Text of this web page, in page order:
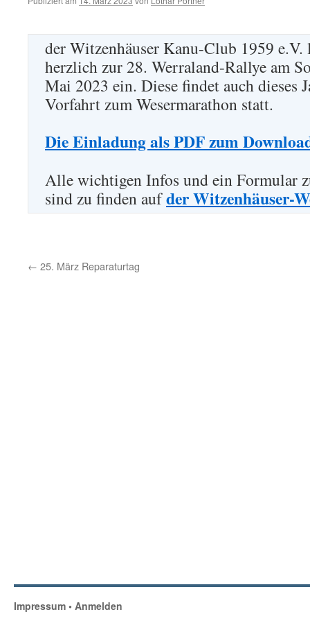
der Witzenhäuser Kanu-Club 1959 e.V.
herzlich zur 28. Werraland-Rallye am
Mai 2023 ein. Diese findet auch dieses
Vorfahrt zum Wesermarathon statt.
Die Einladung als PDF zum
Alle wichtigen Infos und ein Formular
sind zu finden aufder Witzenhäuser-
← 25. März Reparaturtag
Impressum • Anmelden